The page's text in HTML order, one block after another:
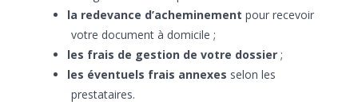
la redevance d’acheminement pour recevoir
votre document à domicile ;
les frais de gestion de votre dossier;
les éventuels frais annexes selon les
prestataires.